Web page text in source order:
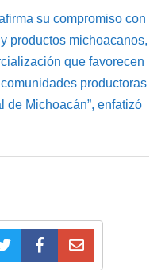
su compromiso con
productos michoacanos,
que favorecen
productoras
de Michoacán”, enfatizó